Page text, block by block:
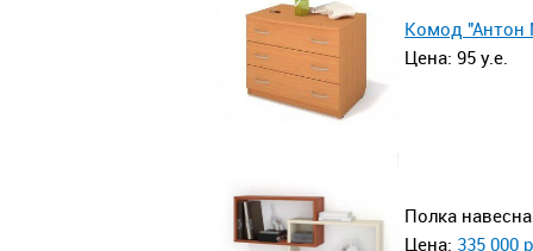
Комод "Антон
Цена: 95 у.е.
Полка
Цена: 335 000